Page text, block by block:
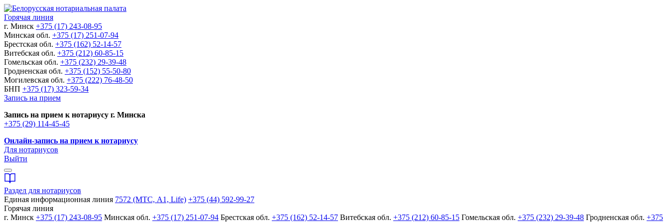
Горячая линия
г. Минск +375 (17) 243-08-95
Минская обл. +375 (17) 251-07-94
Брестская обл. +375 (162) 52-14-57
Витебская обл. +375 (212) 60-85-15
Гомельская обл. +375 (232) 29-39-48
Гродненская обл. +375 (152) 55-50-80
Могилевская обл. +375 (222) 76-48-50
БНП +375 (17) 323-59-34
Запись на прием
Запись на прием к нотариусу г. Минска
+375 (29) 114-45-45
Онлайн-запись на прием к нотариусу
Для нотариусов
Выйти
Раздел для нотариусов
Единая информационная линия 7572 (МТС, A1, Life) +375 (44) 592-99-27
Горячая линия
г. Минск +375 (17) 243-08-95 Минская обл. +375 (17) 251-07-94 Брестская обл. +375 (162) 52-14-57 Витебская обл. +375 (212) 60-85-15 Гомельская обл. +375 (232) 29-39-48 Гродненская обл. +375